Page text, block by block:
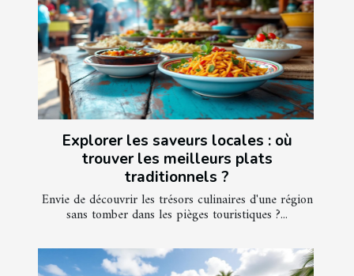
Explorer les saveurs locales : où
trouver les meilleurs plats
traditionnels ?
Envie de découvrir les trésors culinaires d'une région
sans tomber dans les pièges touristiques ?...